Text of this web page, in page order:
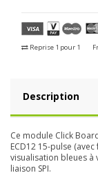
Reprise 1 pour 1
Description
Ce module Click
ECD12 15-pulse
visualisation bleues à
liaison SPI.